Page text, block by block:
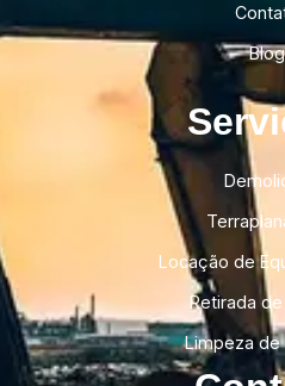
Blog
Locação de
Retirada
Limpeza de